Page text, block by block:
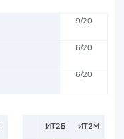
9/20
6/20
6/20
ИТ2Б
ИТ2М